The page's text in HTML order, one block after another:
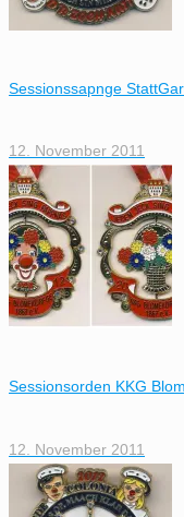
Sessionssapnge
12. November 2011
Sessionsorden KKG
12. November 2011